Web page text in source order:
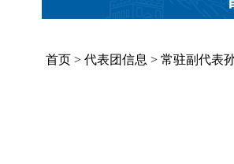
首页 > 代表团信息 > 常驻副代表